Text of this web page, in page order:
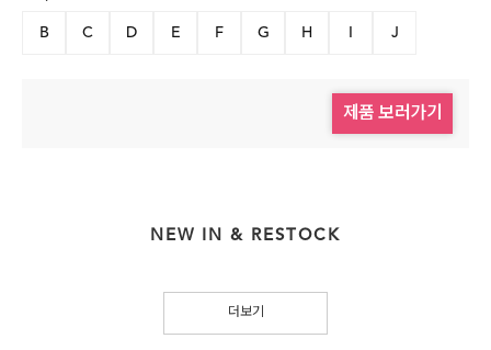
B C D E F G H J
제품 보러가기
NEW IN & RESTOCK
더보기